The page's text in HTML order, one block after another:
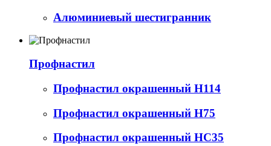
Алюминиевый шестигранник
Профнастил
Профнастил окрашенный Н114
Профнастил окрашенный Н75
Профнастил окрашенный НС35